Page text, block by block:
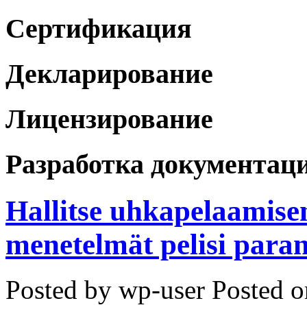
Сертификация
Декларирование
Лицензирование
Разработка
Hallitse
menetelmät pelisi
Posted by wp-user Posted